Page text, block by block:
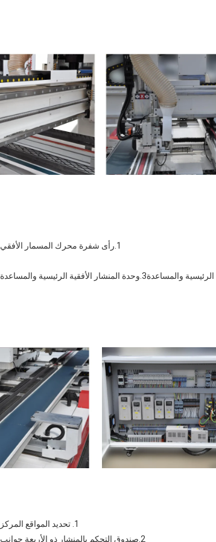
1. رأى شفرة محرك المسمار الأفقي
3. وحدة المنشار الأفقية الرئيسية والمساعدة
تحديد المواقع المركز
2. صندوق التحكم بالمنشار ذو الأربعة جوانب